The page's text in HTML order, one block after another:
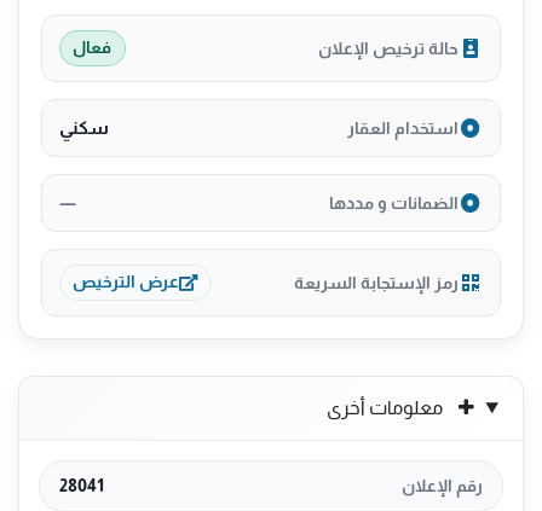
حالة ترخيص الإعلان فعال
استخدام العقار سكني
الضمانات و مددها —
رمز الإستجابة السريعة عرض الترخيص
معلومات أخرى
رقم الإعلان 28041